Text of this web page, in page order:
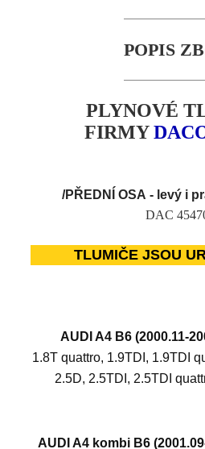
POPIS
PLYNOVÉ
FIRMY
/PŘEDNÍ OSA - levý i
DAC
TLUMIČE JSOU
AUDI A4 B6 (2000.11-
1.8T quattro, 1.9TDI, 1.9TDI
2.5D, 2.5TDI, 2.5TDI
AUDI A4 kombi B6